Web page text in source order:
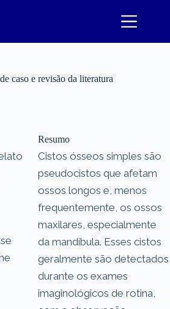
caso e revisão da literatura
Resumo
Cistos ósseos simples são
pseudocistos que afetam
ossos longos e, menos
frequentemente, os ossos
maxilares, especialmente
da mandíbula. Esses cistos
geralmente são detectados
durante os exames
imaginológicos de rotina,